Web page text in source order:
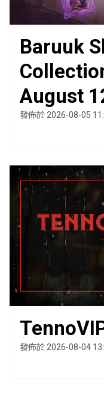
Baruuk
August
發佈於 2026-08-05
發佈於 2026-08-04